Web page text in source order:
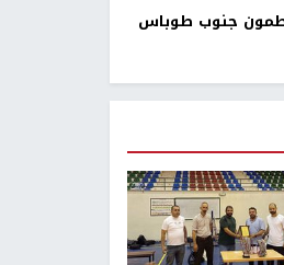
طمون جنوب طوباس